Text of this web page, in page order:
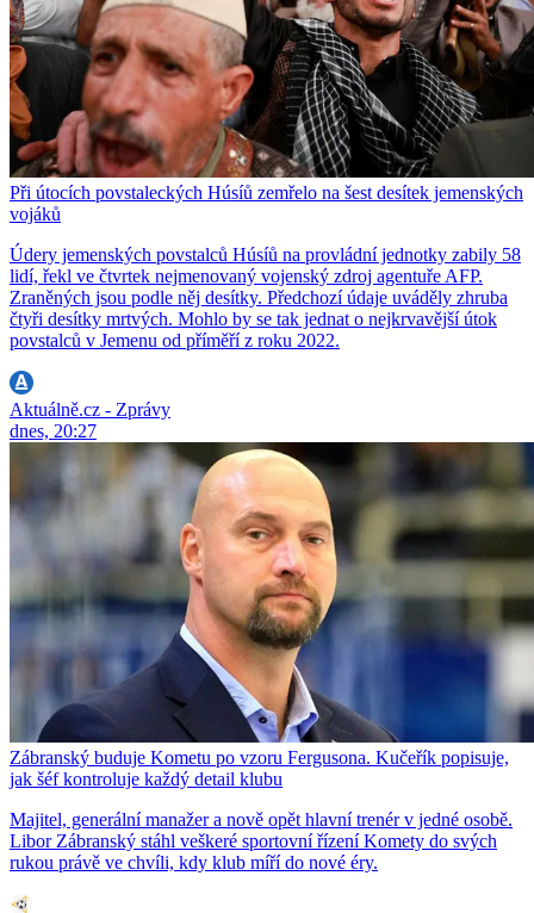
Při útocích povstaleckých Húsíů zemřelo na šest desítek jemenských
vojáků
Údery jemenských povstalců Húsíů na provládní jednotky zabily 58
lidí, řekl ve čtvrtek nejmenovaný vojenský zdroj agentuře AFP.
Zraněných jsou podle něj desítky. Předchozí údaje uváděly zhruba
čtyři desítky mrtvých. Mohlo by se tak jednat o nejkrvavější útok
povstalců v Jemenu od příměří z roku 2022.
Aktuálně.cz - Zprávy
dnes, 20:27
Zábranský buduje Kometu po vzoru Fergusona. Kučeřík popisuje,
jak šéf kontroluje každý detail klubu
Majitel, generální manažer a nově opět hlavní trenér v jedné osobě.
Libor Zábranský stáhl veškeré sportovní řízení Komety do svých
rukou právě ve chvíli, kdy klub míří do nové éry.